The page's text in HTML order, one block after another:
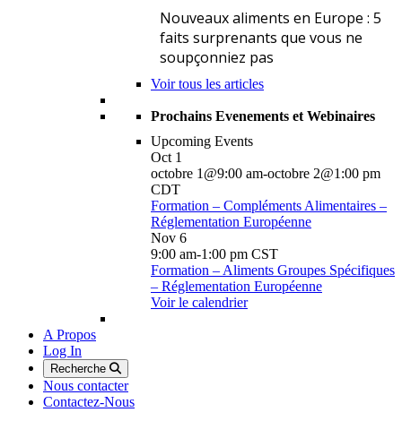
Nouveaux aliments en Europe : 5
faits surprenants que vous ne
soupçonniez pas
Voir tous les articles
Prochains Evenements et Webinaires
Upcoming Events
Oct 1
octobre 1@9:00 am-octobre 2@1:00 pm
CDT
Formation – Compléments Alimentaires –
Réglementation Européenne
Nov 6
9:00 am-1:00 pm CST
Formation – Aliments Groupes Spécifiques
– Réglementation Européenne
Voir le calendrier
A Propos
Log In
Recherche
Nous contacter
Contactez-Nous